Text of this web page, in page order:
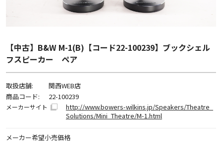
【中古】B&W M-1(B)【コード22-100239】ブックシェル
フスピーカー ペア
取扱店舗:
関西WEB店
商品コード:
22-100239
メーカーサイト
http://www.bowers-wilkins.jp/Speakers/Theatre_
Solutions/Mini_Theatre/M-1.html
メーカー希望小売価格